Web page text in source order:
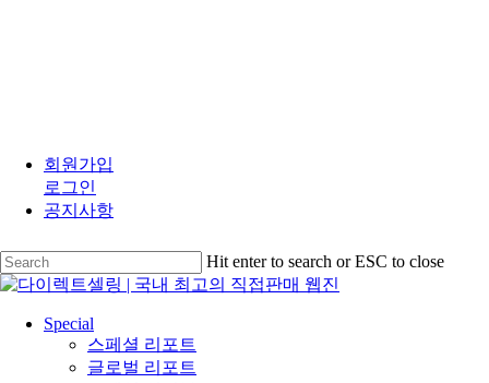
main
content
회원가입
로그인
공지사항
Hit enter to search or ESC to close
Close
search
Menu
Special
스페셜 리포트
글로벌 리포트